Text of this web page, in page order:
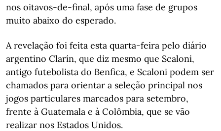
nos oitavos-de-final, após uma fase de grupos
muito abaixo do esperado.
A revelação foi feita esta quarta-feira pelo diário
argentino Clarín, que diz mesmo que Scaloni,
antigo futebolista do Benfica, e Scaloni podem ser
chamados para orientar a seleção principal nos
jogos particulares marcados para setembro,
frente à Guatemala e à Colômbia, que se vão
realizar nos Estados Unidos.